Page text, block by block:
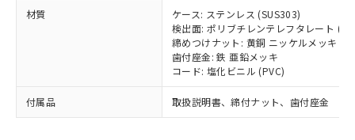
材質
ケース: ステンレス (SUS303)
検出面: ポリブチレンテレフタレート
締めつけナット: 黄銅 ニッケルメッキ
歯付座金: 鉄 亜鉛メッキ
コード: 塩化ビニル (PVC)
付属品 取扱説明書、締付ナット、歯付座金
在庫状況および標準価格結果を当社の
事前の承諾なく第三者に漏洩または開
示しないようお願いします。
マイパーツ機能（部品リスト作成サー
ビス）をご利用いただくには、I-Web
メンバーズにご登録されている必要が
部品在庫の切り替え状況などにより、予定
月が前後することがあります。
※2 環境保護使用期限
「ｅ」：有害物質（10物質）のすべてが基
準値以下であることを示します。
「10」：通常の使用状況下において有害物
質が外部に漏えいし、環境に深刻な影響を
及ぼさない年数を意味します。
使用いたしません。
当社は、貴社製品を第三者に販売する
場合は、上記1、2および3の内容を当
該第三者に通知します。また当社は、
販売先および販売に係わる関係者が違
法に輸出するおそれがある場合は、取
り引きをいたしません。
たはお客様担当のオムロン制御
機器販売店・当社販売員にご確
認ください)
受注生産機種、また在庫状況の
情報を公開していない機種